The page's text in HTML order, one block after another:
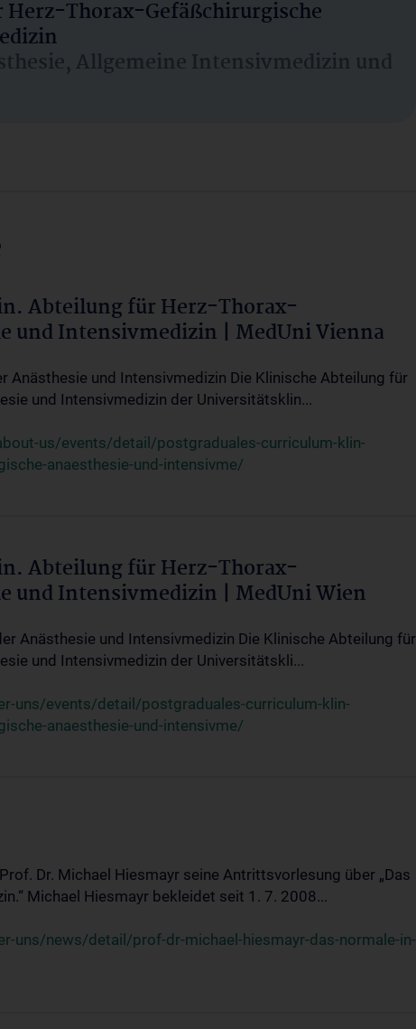
Thorax-Gefäßchirurgische
Allgemeine Intensivmedizin und
Abteilung für Herz-Thorax-
und Intensivmedizin | MedUni Vienna
Anästhesie und Intensivmedizin Die Klinische Abteilung für
und Intensivmedizin der Universitätsklin...
us/events/detail/postgraduales-curriculum-klin-
anaesthesie-und-intensivme/
Abteilung für Herz-Thorax-
und Intensivmedizin | MedUni Wien
Anästhesie und Intensivmedizin Die Klinische Abteilung für
und Intensivmedizin der Universitätskli...
uns/events/detail/postgraduales-curriculum-klin-
anaesthesie-und-intensivme/
Dr. Michael Hiesmayr seine Antrittsvorlesung über „Das
Michael Hiesmayr bekleidet seit 1. 7. 2008...
uns/news/detail/prof-dr-michael-hiesmayr-das-normale-in-